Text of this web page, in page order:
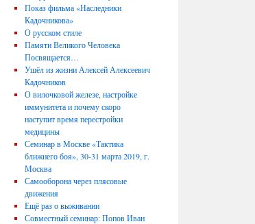
Показ фильма «Наследники
Кадочникова»
О русском стиле
Памяти Великого Человека
Посвящается…
Ушёл из жизни Алексей Алексеевич
Кадочников
О вилочковой железе, настройке
иммунитета и почему скоро
наступит время перестройки
медицины
Семинар в Москве «Тактика
ближнего боя», 30-31 марта 2019, г.
Москва
Самооборона через плясовые
движения
Ещё раз о выживании
Совместный семинар: Попов Иван